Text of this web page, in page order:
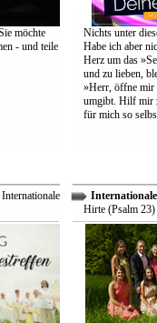
möchte
- und teile
Nichts unter
Habe ich aber
Herz um das
und zu lieben,
»Herr, öffne mir
umgibt. Hilf mir
für mich so
Hirte (Psalm 23)